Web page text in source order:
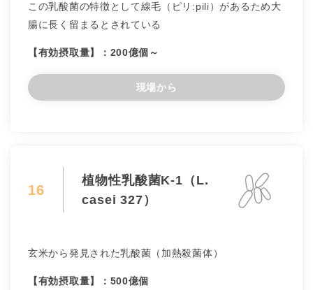
この乳酸菌の特徴として線毛（ピリ:pili）があるため大
腸に長く留まるとされている
【有効摂取量】：200億個～
現場から
16
植物性乳酸菌K-1（L.
casei 327）
玄米から発見された乳酸菌（加熱殺菌体）
【有効摂取量】：500億個